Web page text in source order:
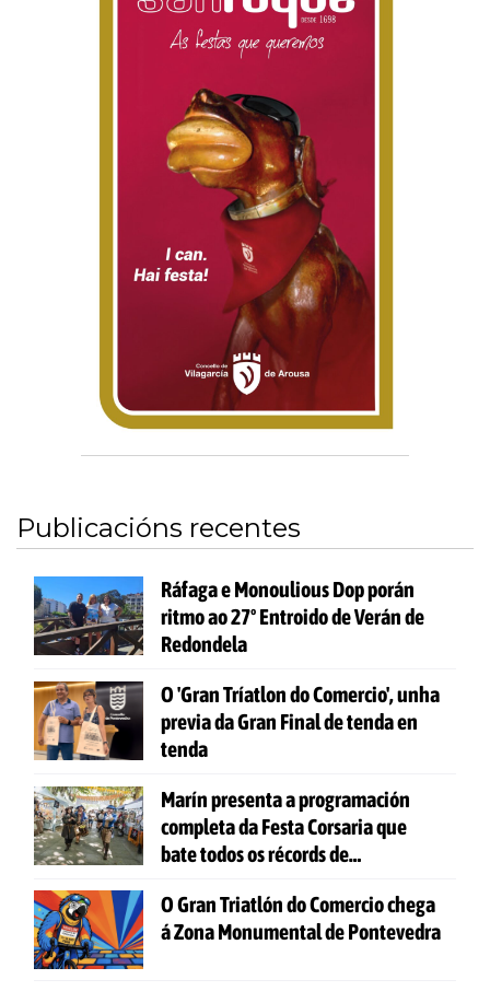
Publicacións recentes
Ráfaga e Monoulious Dop porán
ritmo ao 27º Entroido de Verán de
Redondela
O 'Gran Tríatlon do Comercio', unha
previa da Gran Final de tenda en
tenda
Marín presenta a programación
completa da Festa Corsaria que
bate todos os récords de
O Gran Triatlón do Comercio chega
á Zona Monumental de Pontevedra